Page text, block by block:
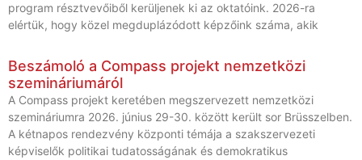
program résztvevőiből kerüljenek ki az oktatóink. 2026-ra
elértük, hogy közel megduplázódott képzőink száma, akik
Beszámoló a Compass projekt nemzetközi
szemináriumáról
A Compass projekt keretében megszervezett nemzetközi
szemináriumra 2026. június 29-30. között került sor Brüsszelben.
A kétnapos rendezvény központi témája a szakszervezeti
képviselők politikai tudatosságának és demokratikus